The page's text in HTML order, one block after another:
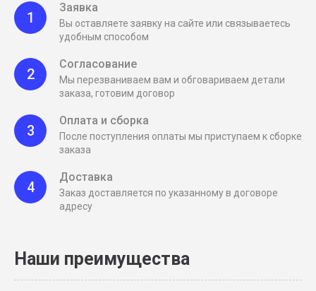
1
Заявка
Вы оставляете заявку на сайте или связываетесь
удобным способом
2
Согласование
Мы перезваниваем вам и обговариваем детали
заказа, готовим договор
3
Оплата и сборка
После поступления оплаты мы приступаем к сборке
заказа
4
Доставка
Заказ доставляется по указанному в договоре
адресу
Наши преимущества